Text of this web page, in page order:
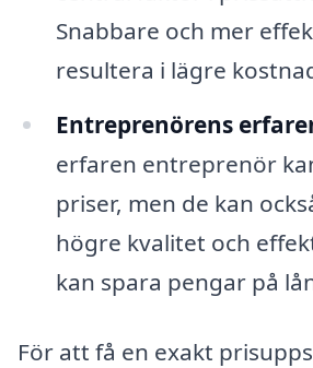
Snabbare och mer
resultera i lägre
Entreprenörens
erfaren entreprenör
priser, men de kan
högre kvalitet och
kan spara pengar på
För att få en exakt